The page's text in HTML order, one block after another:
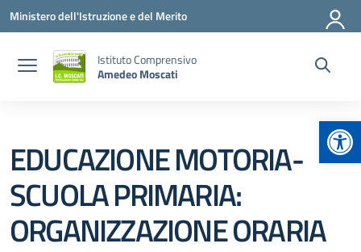
Vai ai contenuti
Vai al menu di navigazione
Vai al footer
Ministero dell'Istruzione e del Merito
Istituto Comprensivo
Amedeo Moscati
EDUCAZIONE MOTORIA-
SCUOLA PRIMARIA:
ORGANIZZAZIONE ORARIA